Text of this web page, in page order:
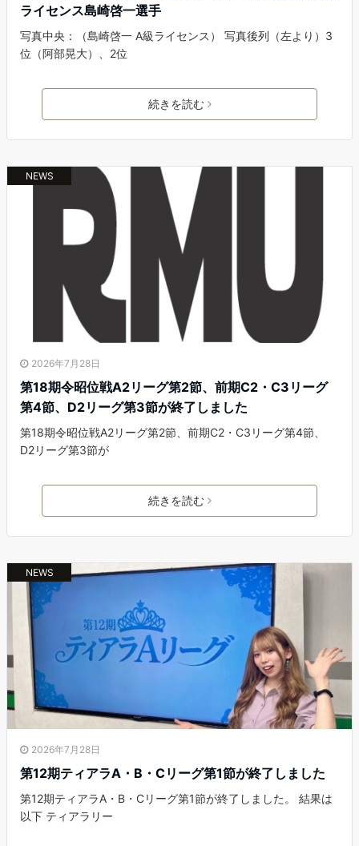
ライセンス島崎啓一選手
写真中央：（島崎啓一 A級ライセンス） 写真後列（左より）3
位（阿部晃大）、2位
続きを読む
NEWS
2026年7月28日
第18期令昭位戦A2リーグ第2節、前期C2・C3リーグ
第4節、D2リーグ第3節が終了しました
第18期令昭位戦A2リーグ第2節、前期C2・C3リーグ第4節、
D2リーグ第3節が
続きを読む
NEWS
2026年7月28日
第12期ティアラA・B・Cリーグ第1節が終了しました
第12期ティアラA・B・Cリーグ第1節が終了しました。 結果は
以下 ティアラリー